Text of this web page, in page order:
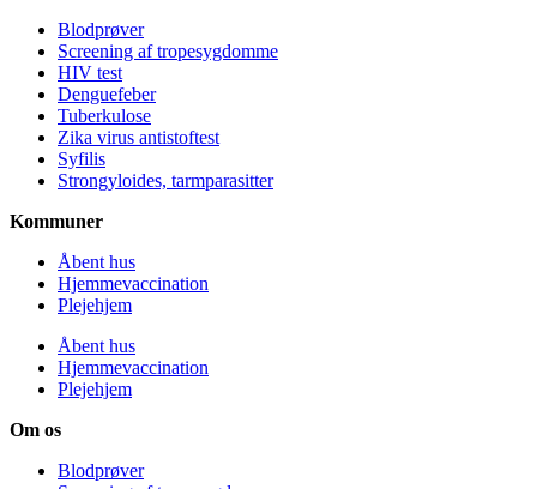
Blodprøver
Screening af tropesygdomme
HIV test
Denguefeber
Tuberkulose
Zika virus antistoftest
Syfilis
Strongyloides, tarmparasitter
Kommuner
Åbent hus
Hjemmevaccination
Plejehjem
Åbent hus
Hjemmevaccination
Plejehjem
Om os
Blodprøver